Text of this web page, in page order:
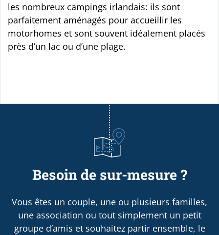
les nombreux campings irlandais: ils sont
parfaitement aménagés pour accueillir les
motorhomes et sont souvent idéalement placés
près d’un lac ou d’une plage.
Besoin de sur-mesure ?
Vous êtes un couple, une ou plusieurs familles,
une association ou tout simplement un petit
groupe d’amis et souhaitez partir ensemble, le